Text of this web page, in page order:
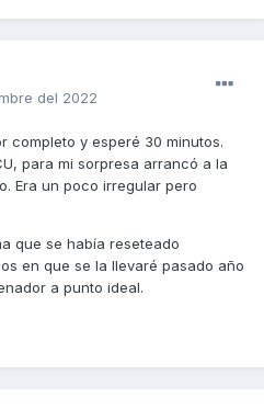
del 2022
completo y esperé 30 minutos.
para mi sorpresa arrancó a la
Era un poco irregular pero
que se había reseteado
en que se la llevaré pasado año
a punto ideal.